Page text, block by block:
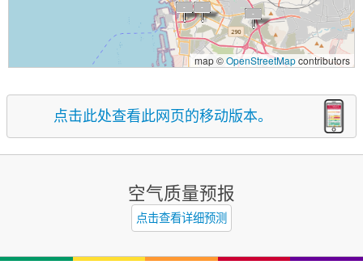
map ©OpenStreetMapcontributors
点击此处查看此网页的移动版本。
空气质量预报
点击查看详细预测